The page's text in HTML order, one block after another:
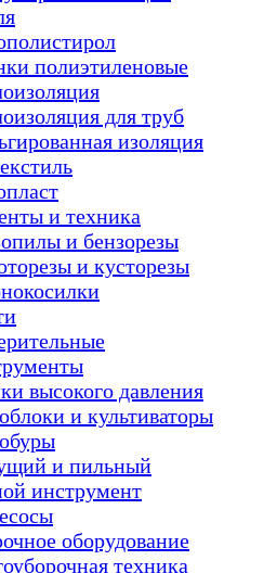
полиэтиленовые
для труб
изоляция
и техника
и бензорезы
и кусторезы
высокого давления
и культиваторы
и пильный
инструмент
оборудование
техника